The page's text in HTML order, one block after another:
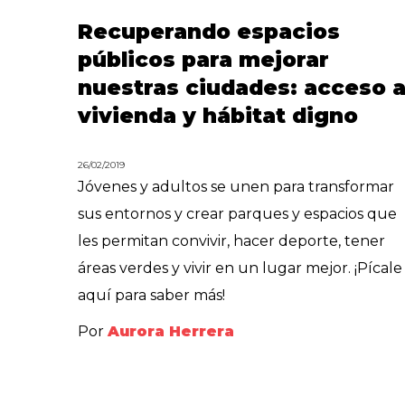
Recuperando espacios
públicos para mejorar
nuestras ciudades: acceso
vivienda y hábitat digno
26/02/2019
Jóvenes y adultos se unen para transformar
sus entornos y crear parques y espacios que
les permitan convivir, hacer deporte, tener
áreas verdes y vivir en un lugar mejor. ¡Pícale
aquí para saber más!
PorAurora Herrera